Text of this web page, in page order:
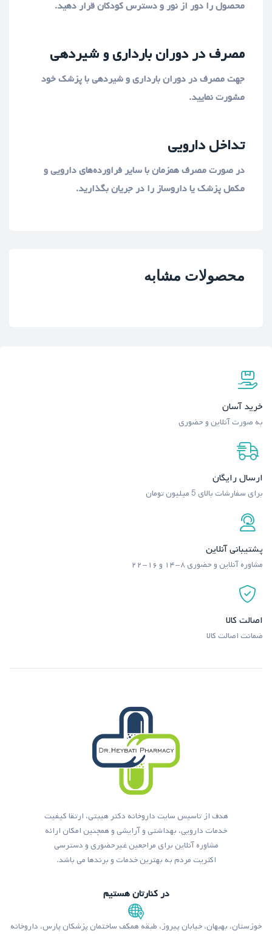
محصول را دور از نور و دسترس کودکان قرار دهید.
مصرف در دوران بارداری و شیردهی
جهت مصرف در دوران بارداری و شیردهی با پزشک خود
مشورت نمایید.
تداخل دارویی
در صورت مصرف همزمان با سایر فراورده‌های دارویی و
مکمل پزشک یا داروساز را در جریان بگذارید.
محصولات مشابه
خرید آسان
به صورت آنلاین و حضوری
ارسال رایگان
برای سفارشات بالای 5 میلیون تومان
پشتیبانی آنلاین
مشاوره آنلاین و حضوری ۸-۱۴ و ۱۶-۲۲
اصالت کالا
ضمانت اصالت کالا
هدف از تاسیس سایت داروخانه دکتر هیبتی، ارتقا کیفیت
خدمات دارویی، بهداشتی و آرایشی و همچنین امکان ارائه
مشاوره آنلاین برای مراجعین غیرحضوری و دسترسی
اکثریت مردم به بهترین خدمات و برندها می باشد.
در کنارتان هستیم
خوزستان، بهبهان، خیابان پیروز، طبقه همکف ساختمان پزشکان پارس، داروخانه